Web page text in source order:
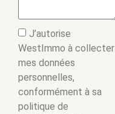
J’autorise
WestImmo à collecter
mes données
personnelles,
conformément à sa
politique de